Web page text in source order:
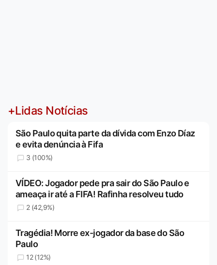
+Lidas Notícias
São Paulo quita parte da dívida com Enzo Díaz
e evita denúncia à Fifa
3 (100%)
VÍDEO: Jogador pede pra sair do São Paulo e
ameaça ir até a FIFA! Rafinha resolveu tudo
2 (42,9%)
Tragédia! Morre ex-jogador da base do São
Paulo
12 (12%)